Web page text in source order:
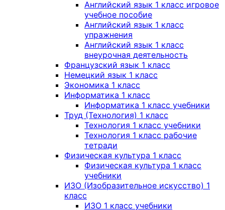
Английский язык 1 класс игровое
учебное пособие
Английский язык 1 класс
упражнения
Английский язык 1 класс
внеурочная деятельность
Французский язык 1 класс
Немецкий язык 1 класс
Экономика 1 класс
Информатика 1 класс
Информатика 1 класс учебники
Труд (Технология) 1 класс
Технология 1 класс учебники
Технология 1 класс рабочие
тетради
Физическая культура 1 класс
Физическая культура 1 класс
учебники
ИЗО (Изобразительное искусство) 1
класс
ИЗО 1 класс учебники